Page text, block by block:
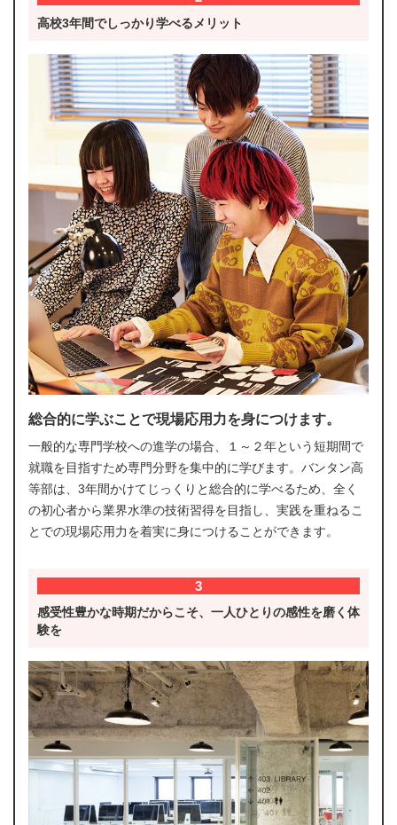
高校3年間でしっかり学べるメリット
総合的に学ぶことで現場応用力を身につけます。
一般的な専門学校への進学の場合、１～２年という短期間で
就職を目指すため専門分野を集中的に学びます。バンタン高
等部は、3年間かけてじっくりと総合的に学べるため、全く
の初心者から業界水準の技術習得を目指し、実践を重ねるこ
とでの現場応用力を着実に身につけることができます。
3
感受性豊かな時期だからこそ、一人ひとりの感性を磨く体
験を